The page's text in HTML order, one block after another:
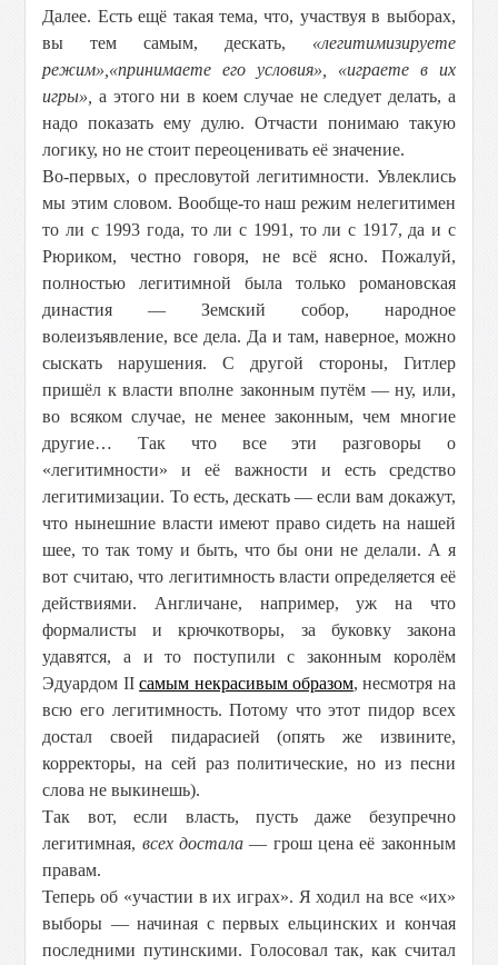
Далее. Есть ещё такая тема, что, участвуя в выборах,
вы тем самым, дескать, «легитимизируете
режим», «принимаете его условия», «играете в их
игры»,а этого ни в коем случае не следует делать, а
надо показать ему дулю. Отчасти понимаю такую
логику, но не стоит переоценивать её значение.
Во-первых, о пресловутой легитимности. Увлеклись
мы этим словом. Вообще-то наш режим нелегитимен
то ли с 1993 года, то ли с 1991, то ли с 1917, да и с
Рюриком, честно говоря, не всё ясно. Пожалуй,
полностью легитимной была только романовская
династия — Земский собор, народное
волеизъявление, все дела. Да и там, наверное, можно
сыскать нарушения. С другой стороны, Гитлер
пришёл к власти вполне законным путём — ну, или,
во всяком случае, не менее законным, чем многие
другие… Так что все эти разговоры о
«легитимности» и её важности и есть средство
легитимизации. То есть, дескать — если вам докажут,
что нынешние власти имеют право сидеть на нашей
шее, то так тому и быть, что бы они не делали. А я
вот считаю, что легитимность власти определяется её
действиями. Англичане, например, уж на что
формалисты и крючкотворы, за буковку закона
удавятся, а и то поступили с законным королём
Эдуардом IIсамым некрасивым образом, несмотря на
всю его легитимность. Потому что этот пидор всех
достал своей пидарасией (опять же извините,
корректоры, на сей раз политические, но из песни
слова не выкинешь).
Так вот, если власть, пусть даже безупречно
легитимная, всех достала — грош цена её законным
правам.
Теперь об «участии в их играх». Я ходил на все «их»
выборы — начиная с первых ельцинских и кончая
последними путинскими. Голосовал так, как считал